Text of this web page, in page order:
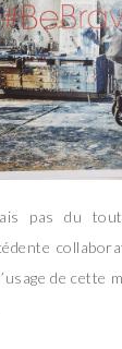
pas du
de cette